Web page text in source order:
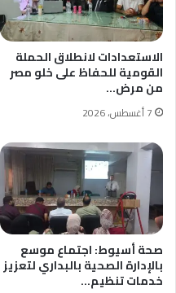
الاستعدادات لانطلاق الحملة
القومية للحفاظ على خلو مصر
من مرض…
7 أغسطس، 2026
صحة أسيوط: اجتماع موسع
بالإدارة الصحية بالبداري لتعزيز
خدمات تنظيم…